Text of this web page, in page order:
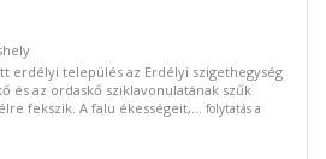
erdélyi település az Erdélyi szigethegység
és az ordaskő sziklavonulatának szűk
fekszik. A falu ékességeit,... folytatás a